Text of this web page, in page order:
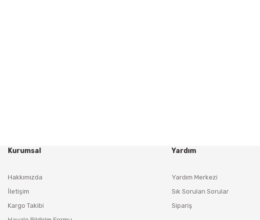
Kurumsal
Hakkımızda
İletişim
Kargo Takibi
Yardım
Yardım Merkezi
Sık Sorulan Sorular
Sipariş